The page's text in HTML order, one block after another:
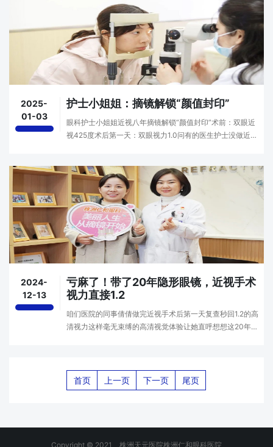
2025-
01-03
护士小姐姐：摘镜解锁​“颜值封印”
眼科护士小姐姐近视八年摘镜解锁“颜值封印”术前：双眼近
视425度术后第一天：双眼视力1.0问有的医生护士没做近视
2024-
12-13
亏麻了！带了20年隐形眼镜，近视手术
视力直接1.2
咱们医院的同事倩倩做完近视手术后第一天复查秒回1.2的高
清视力这样毫无束缚的高清视觉体验让她直呼想想这20年戴
首页 上一页 下一页 尾页
Copyright © 2021 株洲天元医院株洲仁和眼科医院